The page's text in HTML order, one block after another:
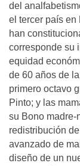
del
el tercer país en
han
corresponde su
equidad
de 60 años de
primero octavo
Pinto; y las
su Bono madre-
redistribución
avanzado de
diseño de un